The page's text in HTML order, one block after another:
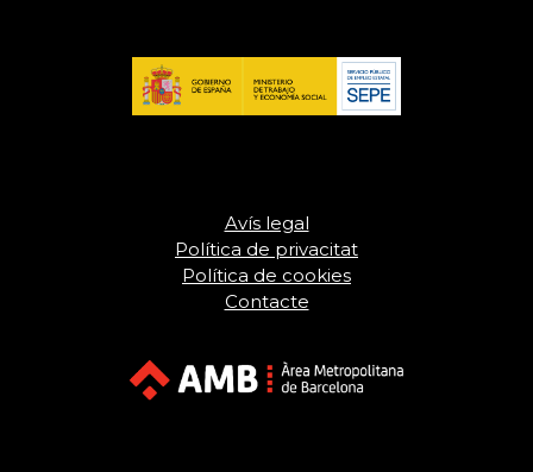
Avís legal
Política de privacitat
Política de cookies
Contacte